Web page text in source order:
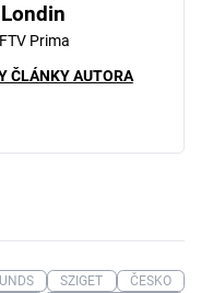
Prima
ČLÁNKY AUTORA
SZIGET
ČESKO